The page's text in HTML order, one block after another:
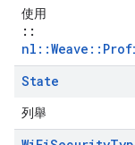
使用
::
State
列舉